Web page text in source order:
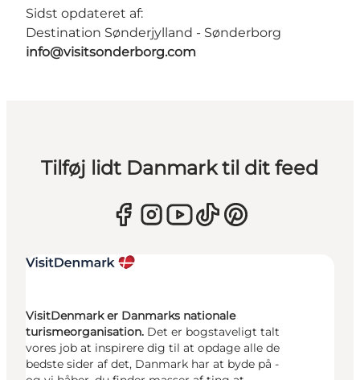
Sidst opdateret af:
Destination Sønderjylland - Sønderborg
info@visitsonderborg.com
Tilføj lidt Danmark til dit feed
VisitDenmark er Danmarks nationale
turismeorganisation. Det er bogstaveligt talt
vores job at inspirere dig til at opdage alle de
bedste sider af det, Danmark har at byde på -